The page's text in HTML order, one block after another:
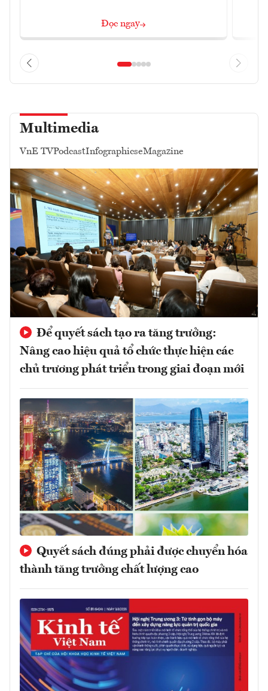
Đọc ngay
Multimedia
VnE TVPodcastInfographicseMagazine
Để quyết sách tạo ra tăng trưởng:
Nâng cao hiệu quả tổ chức thực hiện các
chủ trương phát triển trong giai đoạn mới
Quyết sách đúng phải được chuyển hóa
thành tăng trưởng chất lượng cao